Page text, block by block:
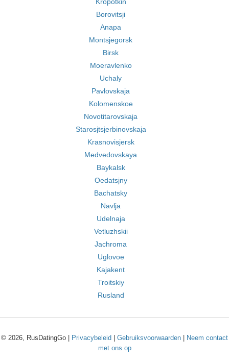
Borovitsji
Anapa
Montsjegorsk
Birsk
Moeravlenko
Uchaly
Pavlovskaja
Kolomenskoe
Novotitarovskaja
Starosjtsjerbinovskaja
Krasnovisjersk
Medvedovskaya
Baykalsk
Oedatsjny
Bachatsky
Navlja
Udelnaja
Vetluzhskii
Jachroma
Uglovoe
Kajakent
Troitskiy
Rusland
© 2026, RusDatingGo | Privacybeleid Gebruiksvoorwaarden
Neem contact
met ons op